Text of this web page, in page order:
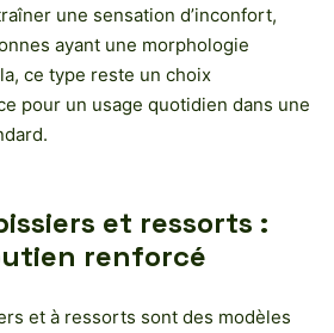
une sensation d’inconfort,
ayant une morphologie
ce type reste un choix
pour un usage quotidien dans une
et ressorts :
renforcé
et à ressorts sont des modèles